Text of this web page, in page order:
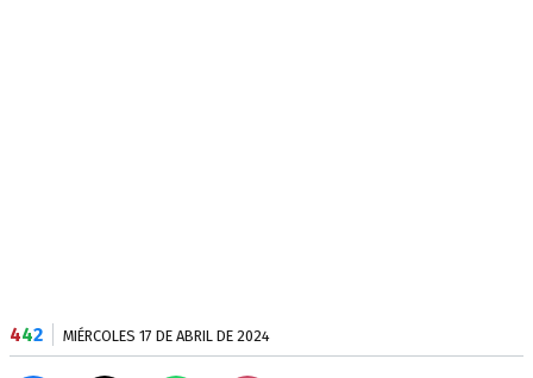
442 MIÉRCOLES 17 DE ABRIL DE 2024